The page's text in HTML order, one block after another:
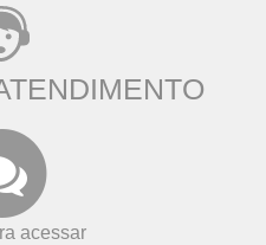
acessar